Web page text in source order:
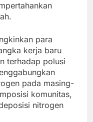
para
kerja baru
terhadap polusi
pada masing-
komunitas,
nitrogen